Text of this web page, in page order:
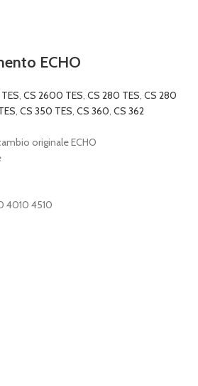
ECHO
, CS 2600 TES, CS 280 TES, CS 280
, CS 350 TES, CS 360, CS 362
originale ECHO
4010 4510